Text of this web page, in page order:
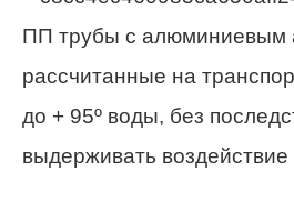
ПП трубы с алюминиевым
рассчитанные на
до + 95º воды, без
выдерживать воздействие